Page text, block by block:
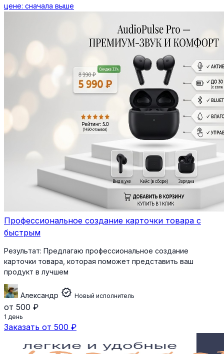
цене: сначала выше
Профессиональное создание карточки товара с
быстрым
Результат: Предлагаю профессиональное создание
карточки товара, которая поможет представить ваш
продукт в лучшем
Александр verified Новый исполнитель
от 500 ₽
1 день
Заказать от 500 ₽